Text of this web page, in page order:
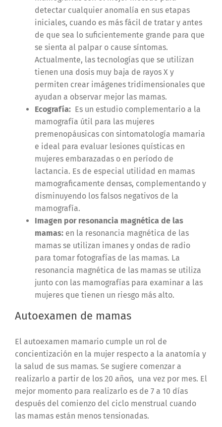
detectar cualquier anomalía en sus etapas
iniciales, cuando es más fácil de tratar y antes
de que sea lo suficientemente grande para que
se sienta al palpar o cause síntomas.
Actualmente, las tecnologías que se utilizan
tienen una dosis muy baja de rayos X y
permiten crear imágenes tridimensionales que
ayudan a observar mejor las mamas.
Ecografía: Es un estudio complementario a la
mamografía útil para las mujeres
premenopáusicas con sintomatología mamaria
e ideal para evaluar lesiones quísticas en
mujeres embarazadas o en período de
lactancia. Es de especial utilidad en mamas
mamograficamente densas, complementando y
disminuyendo los falsos negativos de la
mamografía.
Imagen por resonancia magnética de las
mamas:en la resonancia magnética de las
mamas se utilizan imanes y ondas de radio
para tomar fotografías de las mamas. La
resonancia magnética de las mamas se utiliza
junto con las mamografías para examinar a las
mujeres que tienen un riesgo más alto.
Autoexamen de mamas
El autoexamen mamario cumple un rol de
concientización en la mujer respecto a la anatomía y
la salud de sus mamas. Se sugiere comenzar a
realizarlo a partir de los 20 años, una vez por mes. El
mejor momento para realizarlo es de 7 a 10 días
después del comienzo del ciclo menstrual cuando
las mamas están menos tensionadas.